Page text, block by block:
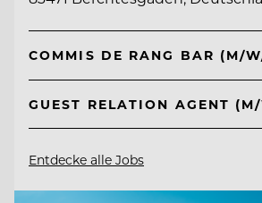
COMMIS DE RANG BAR (M/
GUEST RELATION AGENT
Entdecke alle Jobs